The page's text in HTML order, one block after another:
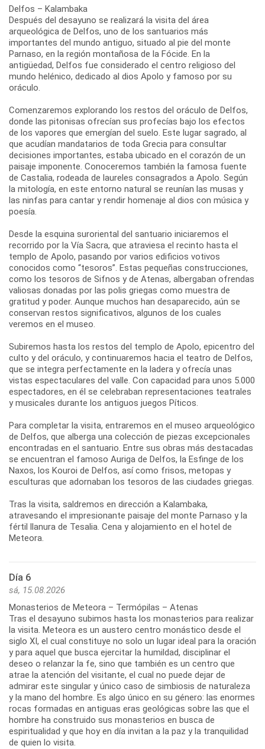
Delfos – Kalambaka
Después del desayuno se realizará la visita del área
arqueológica de Delfos, uno de los santuarios más
importantes del mundo antiguo, situado al pie del monte
Parnaso, en la región montañosa de la Fócide. En la
antigüedad, Delfos fue considerado el centro religioso del
mundo helénico, dedicado al dios Apolo y famoso por su
oráculo.
Comenzaremos explorando los restos del oráculo de Delfos,
donde las pitonisas ofrecían sus profecías bajo los efectos
de los vapores que emergían del suelo. Este lugar sagrado, al
que acudían mandatarios de toda Grecia para consultar
decisiones importantes, estaba ubicado en el corazón de un
paisaje imponente. Conoceremos también la famosa fuente
de Castalia, rodeada de laureles consagrados a Apolo. Según
la mitología, en este entorno natural se reunían las musas y
las ninfas para cantar y rendir homenaje al dios con música y
poesía.
Desde la esquina suroriental del santuario iniciaremos el
recorrido por la Vía Sacra, que atraviesa el recinto hasta el
templo de Apolo, pasando por varios edificios votivos
conocidos como “tesoros”. Estas pequeñas construcciones,
como los tesoros de Sifnos y de Atenas, albergaban ofrendas
valiosas donadas por las polis griegas como muestra de
gratitud y poder. Aunque muchos han desaparecido, aún se
conservan restos significativos, algunos de los cuales
veremos en el museo.
Subiremos hasta los restos del templo de Apolo, epicentro del
culto y del oráculo, y continuaremos hacia el teatro de Delfos,
que se integra perfectamente en la ladera y ofrecía unas
vistas espectaculares del valle. Con capacidad para unos 5.000
espectadores, en él se celebraban representaciones teatrales
y musicales durante los antiguos juegos Píticos.
Para completar la visita, entraremos en el museo arqueológico
de Delfos, que alberga una colección de piezas excepcionales
encontradas en el santuario. Entre sus obras más destacadas
se encuentran el famoso Auriga de Delfos, la Esfinge de los
Naxos, los Kouroi de Delfos, así como frisos, metopas y
esculturas que adornaban los tesoros de las ciudades griegas.
Tras la visita, saldremos en dirección a Kalambaka,
atravesando el impresionante paisaje del monte Parnaso y la
fértil llanura de Tesalia. Cena y alojamiento en el hotel de
Día 6
sá, 15.08.2026
Monasterios de Meteora – Termópilas – Atenas
Tras el desayuno subimos hasta los monasterios para realizar
la visita. Meteora es un austero centro monástico desde el
siglo XI, el cual constituye no solo un lugar ideal para la oración
y para aquel que busca ejercitar la humildad, disciplinar el
deseo o relanzar la fe, sino que también es un centro que
atrae la atención del visitante, el cual no puede dejar de
admirar este singular y único caso de simbiosis de naturaleza
y la mano del hombre. Es algo único en su género: las enormes
rocas formadas en antiguas eras geológicas sobre las que el
hombre ha construido sus monasterios en busca de
espiritualidad y que hoy en día invitan a la paz y la tranquilidad
de quien lo visita.